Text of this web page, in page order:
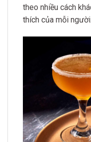
theo nhiều cách
thích của mỗi người.